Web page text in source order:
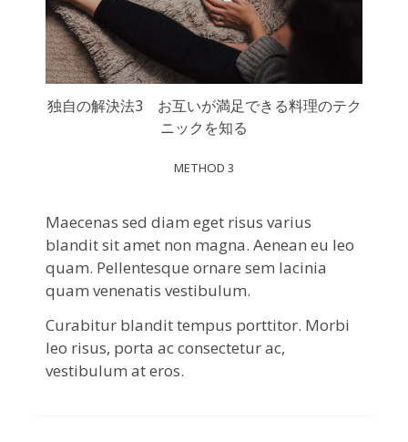
独自の解決法3 お互いが満足できる料理のテク
ニックを知る
METHOD 3
Maecenas sed diam eget risus varius
blandit sit amet non magna. Aenean eu leo
quam. Pellentesque ornare sem lacinia
quam venenatis vestibulum.
Curabitur blandit tempus porttitor. Morbi
leo risus, porta ac consectetur ac,
vestibulum at eros.